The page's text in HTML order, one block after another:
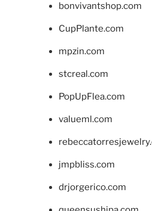
bonvivantshop.com
CupPlante.com
mpzin.com
stcreal.com
PopUpFlea.com
valueml.com
jmpbliss.com
drjorgerico.com